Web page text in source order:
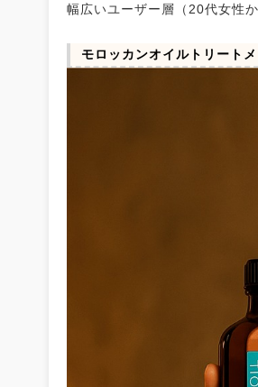
幅広いユーザー層（20代女性
モロッカンオイルトリート